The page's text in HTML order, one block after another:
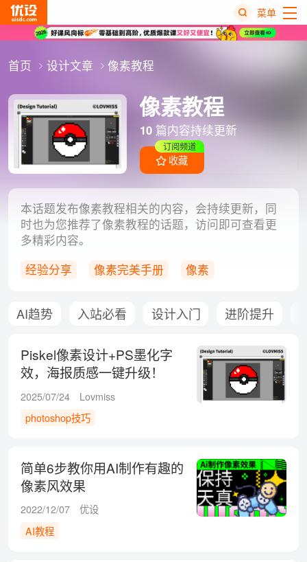
菜单
首页 设计文章 像素教程
像素教程
10 篇内容持续更新
收藏
订阅频道
本话题发布像素教程相关的内容，会持续更新，同
时也为您推荐了像素教程的话题，访问即可查看更
多精彩内容。
经验分享
像素完美手册
像素
AI趋势 入站必看 设计入门 进阶提升
Piskel像素设计+PS墨化字
效，海报质感一键升级！
2025/07/24
Lovmiss
photoshop技巧
简单6步教你用AI制作有趣的
像素风效果
2022/12/07
优设
AI教程